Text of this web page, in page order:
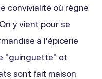
convivialité où règne
y vient pour se
à l'épicerie
"guinguette" et
sont fait maison